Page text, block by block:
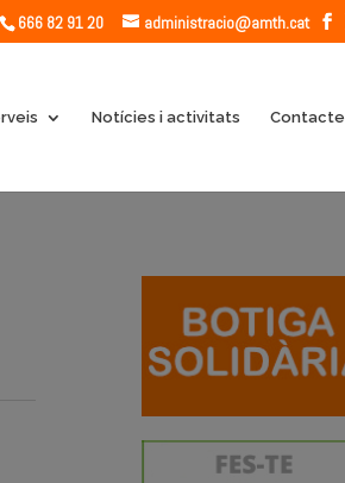
666 82 91 20 administracio@amth.cat
Notícies i activitats Contacte